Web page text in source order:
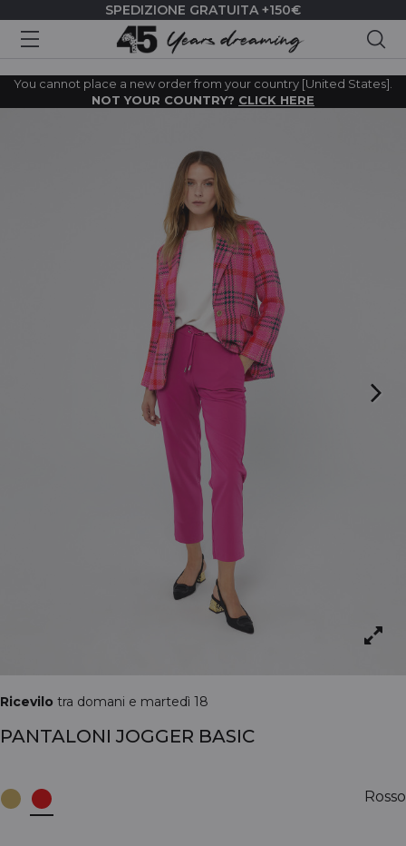
SPEDIZIONE GRATUITA +150€
You cannot place a new order from your country [United States].
NOT YOUR COUNTRY? CLICK HERE
Ricevilo tra domani e martedì 18
PANTALONI JOGGER BASIC
Rosso